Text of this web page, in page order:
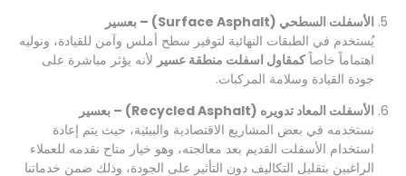
الأسفلت السطحي (Surface Asphalt) – بعسير
يُستخدم في الطبقات النهائية لتوفير سطح أملس وآمن للقيادة، ونوليه
اهتماماً خاصاًكمقاول اسفلت منطقة عسير لأنه يؤثر مباشرة على
جودة القيادة وسلامة المركبات.
الأسفلت المعاد تدويره (Recycled Asphalt) – بعسير
نستخدمه في بعض المشاريع الاقتصادية والبيئية، حيث يتم إعادة
استخدام الأسفلت القديم بعد معالجته، وهو خيار متاح نقدمه للعملاء
الراغبين بتقليل التكاليف دون التأثير على الجودة، وذلك ضمن خدماتنا